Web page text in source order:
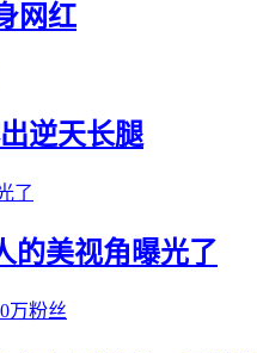
网红
出逆天长腿
的美视角曝光了